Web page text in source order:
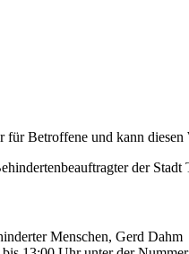
Betroffene und kann
der
Menschen, Gerd Dahm